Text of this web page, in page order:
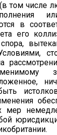
том числе
в
его
спора,
мер